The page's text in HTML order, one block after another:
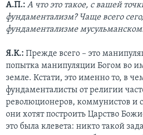
А.П.: А что это такое, с вашей
фундаментализм? Чаще всего
фундаментализме
Я.К.: Прежде всего – это
попытка манипуляции Богом во
земле. Кстати, это именно то, в
фундаменталисты от религии
революционеров, коммунистов и
они хотят построить Царство
это была клевета: никто такой